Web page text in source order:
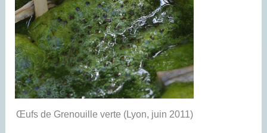
Œufs de Grenouille verte (Lyon, juin 2011)